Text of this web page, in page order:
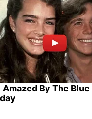
Amazed By The Blue